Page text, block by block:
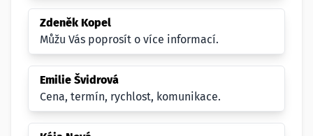
Zdeněk Kopel
Můžu Vás poprosít o více informací.
Emilie Švidrová
Cena, termín, rychlost, komunikace.